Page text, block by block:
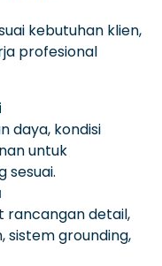
kebutuhan klien,
profesional
daya, kondisi
untuk
sesuai.
rancangan detail,
sistem grounding,